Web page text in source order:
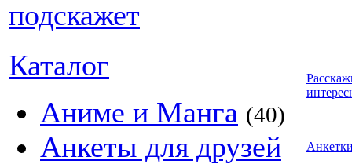
Каталог
Аниме и Манга (40)
Анкеты для друзей